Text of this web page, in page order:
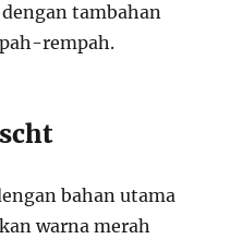
tambahan
rempah.
bahan utama
warna merah